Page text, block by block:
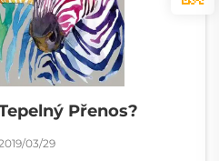
Přenos?
03/29